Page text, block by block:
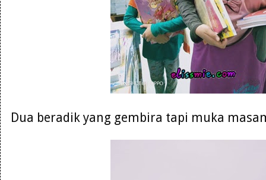
Dua beradik yang gembira tapi muka